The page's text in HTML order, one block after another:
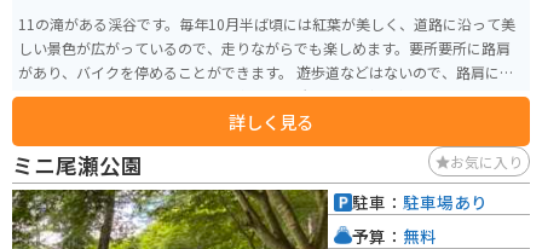
11の滝がある渓谷です。毎年10月半ば頃には紅葉が美しく、道路に沿って美
しい景色が広がっているので、走りながらでも楽しめます。要所要所に路肩
があり、バイクを停めることができます。 遊歩道などはないので、路肩に停
めて、ガードレール沿いから見て楽しむ場所です。関東の奥入瀬とも呼ばれ、
まさしく秘境と呼ぶにふさわしい場所。夏でも深緑と公言ならではの涼しい
気候を楽しむことができます。
詳しく見る
ミニ尾瀬公園 お気に入り
駐車： 駐車場あり
予算： 無料